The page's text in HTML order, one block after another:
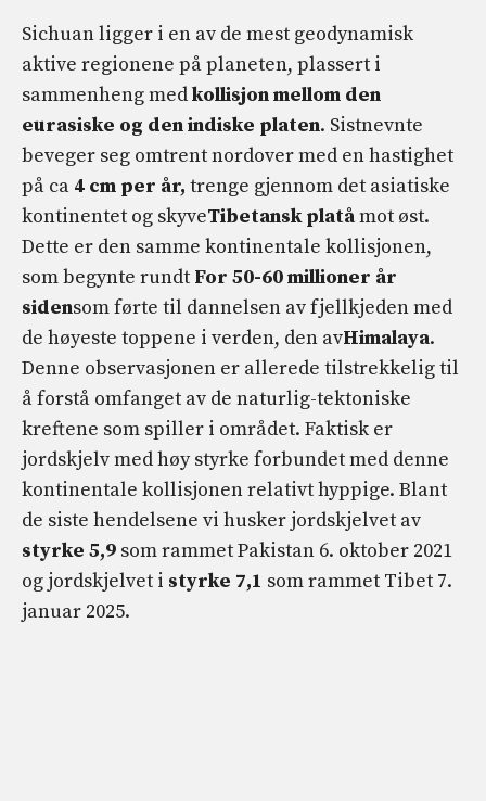
Sichuan ligger i en av de mest geodynamisk
aktive regionene på planeten, plassert i
sammenheng medkollisjon mellom den
eurasiske og den indiske platen. Sistnevnte
beveger seg omtrent nordover med en hastighet
på ca 4 cm per år, trenge gjennom det asiatiske
kontinentet og skyveTibetansk platåmot øst.
Dette er den samme kontinentale kollisjonen,
som begynte rundt For 50-60 millioner år
sidensom førte til dannelsen av fjellkjeden med
de høyeste toppene i verden, den avHimalaya.
Denne observasjonen er allerede tilstrekkelig til
å forstå omfanget av de naturlig-tektoniske
kreftene som spiller i området. Faktisk er
jordskjelv med høy styrke forbundet med denne
kontinentale kollisjonen relativt hyppige. Blant
de siste hendelsene vi husker jordskjelvet av
styrke 5,9 som rammet Pakistan 6. oktober 2021
og jordskjelvet i styrke 7,1 som rammet Tibet 7.
januar 2025.